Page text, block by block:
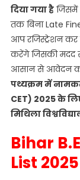
दिया गया हैजिसमें
तक बिना Late
आप रजिस्ट्रेशन
करेंगे जिसकी
आसान से आवेदन
पथ्यक्रम में
CET) 2025 के
मिथिला
Bihar
List